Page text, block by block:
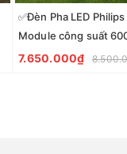
✅Đèn Pha LED
Module công suất
ZPMD-600PL
7.650.000₫